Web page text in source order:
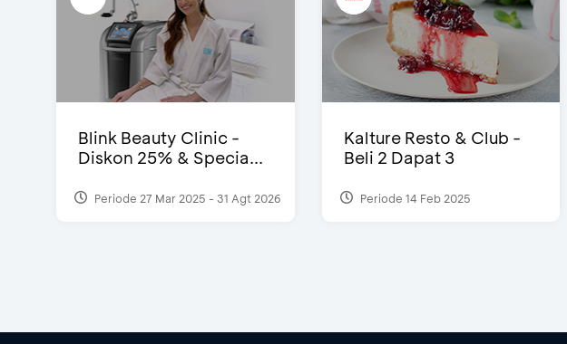
Blink Beauty Clinic -
Diskon 25% & Specia...
Periode 27 Mar 2025 - 31 Agt 2026
Kalture Resto & Club -
Beli 2 Dapat 3
Periode 14 Feb 2025